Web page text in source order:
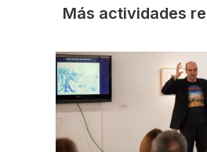
Más actividades